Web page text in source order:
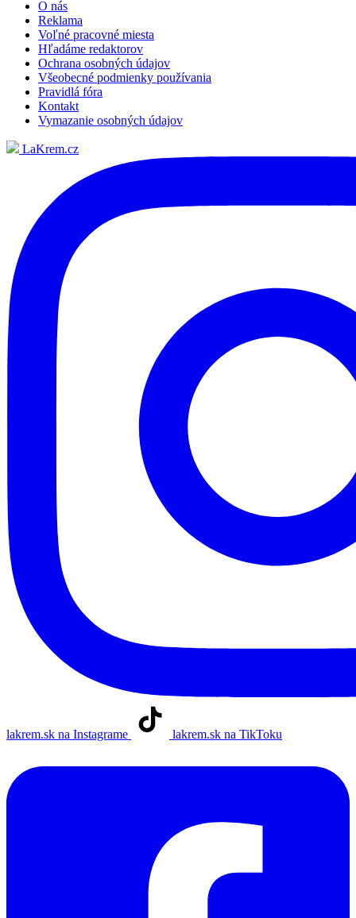
O nás
Reklama
Voľné pracovné miesta
Hľadáme redaktorov
Ochrana osobných údajov
Všeobecné podmienky používania
Pravidlá fóra
Kontakt
Vymazanie osobných údajov
LaKrem.cz
lakrem.sk na Instagrame lakrem.sk na TikToku